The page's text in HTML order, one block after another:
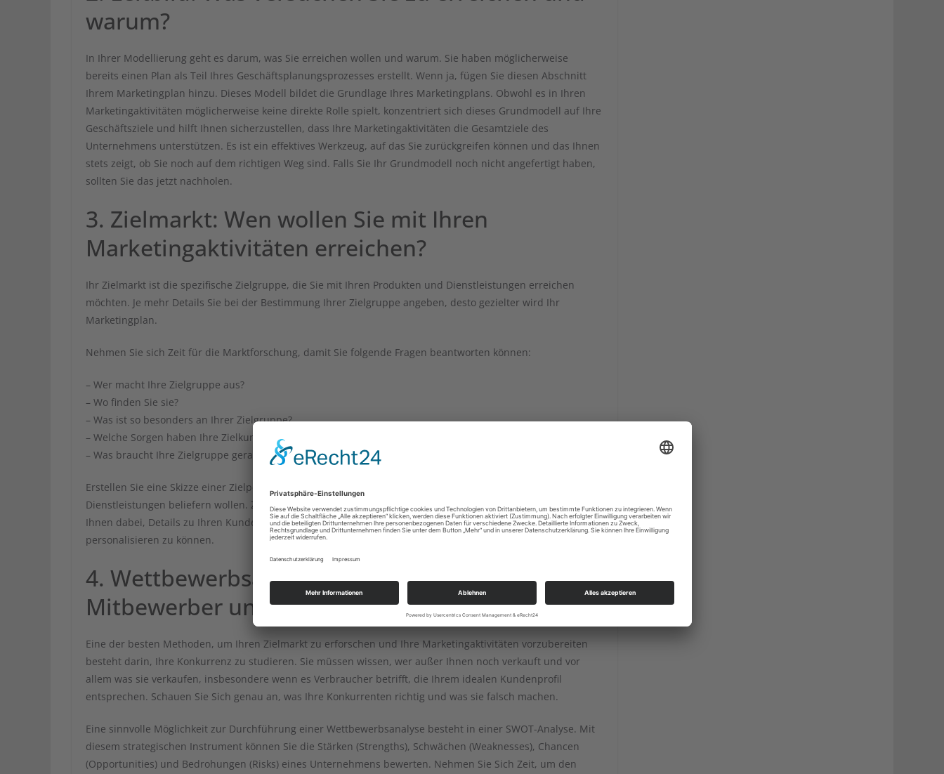
warum?
In Ihrer Modellierung geht es darum, was Sie erreichen wollen und warum. Sie haben möglicherweise
bereits einen Plan als Teil Ihres Geschäftsplanungsprozesses erstellt. Wenn ja, fügen Sie diesen Abschnitt
Ihrem Marketingplan hinzu. Dieses Modell bildet die Grundlage Ihres Marketingplans. Obwohl es in Ihren
Marketingaktivitäten möglicherweise keine direkte Rolle spielt, konzentriert sich dieses Grundmodell auf Ihre
Geschäftsziele und hilft Ihnen sicherzustellen, dass Ihre Marketingaktivitäten die Gesamtziele des
Unternehmens unterstützen. Es ist ein effektives Werkzeug, auf das Sie zurückgreifen können und das Ihnen
stets zeigt, ob Sie noch auf dem richtigen Weg sind. Falls Sie Ihr Grundmodell noch nicht angefertigt haben,
sollten Sie das jetzt nachholen.
3. Zielmarkt: Wen wollen Sie mit Ihren
Marketingaktivitäten erreichen?
Ihr Zielmarkt ist die spezifische Zielgruppe, die Sie mit Ihren Produkten und Dienstleistungen erreichen
möchten. Je mehr Details Sie bei der Bestimmung Ihrer Zielgruppe angeben, desto gezielter wird Ihr
Marketingplan.
Nehmen Sie sich Zeit für die Marktforschung, damit Sie folgende Fragen beantworten können:
– Wer macht Ihre Zielgruppe aus?
– Wo finden Sie sie?
– Was ist so besonders an Ihrer Zielgruppe?
– Welche Sorgen haben Ihre Zielkunden?
– Was braucht Ihre Zielgruppe gerade jetzt?
Erstellen Sie eine Skizze einer Zielperson oder eines ganzen Unternehmens, das Sie mit Ihren Waren und
Dienstleistungen beliefern wollen. Ziehen Sie dabei Ihren idealen Kunden in Betracht. Diese Übung hilft
Ihnen dabei, Details zu Ihren Kunden zu bekommen und Ihr Marketing-Messaging entsprechend
personalisieren zu können.
4. Wettbewerbsanalyse: Wer sind Ihre
Mitbewerber und was macht sie aus?
Eine der besten Methoden, um Ihren Zielmarkt zu erforschen und Ihre Marketingaktivitäten vorzubereiten
besteht darin, Ihre Konkurrenz zu studieren. Sie müssen wissen, wer außer Ihnen noch verkauft und vor
allem was sie verkaufen, insbesondere wenn es Verbraucher betrifft, die Ihrem idealen Kundenprofil
entsprechen. Schauen Sie Sich genau an, was Ihre Konkurrenten richtig und was sie falsch machen.
Eine sinnvolle Möglichkeit zur Durchführung einer Wettbewerbsanalyse besteht in einer SWOT-Analyse. Mit
diesem strategischen Instrument können Sie die Stärken (Strengths), Schwächen (Weaknesses), Chancen
(Opportunities) und Bedrohungen (Risks) eines Unternehmens bewerten. Nehmen Sie Sich Zeit, um den